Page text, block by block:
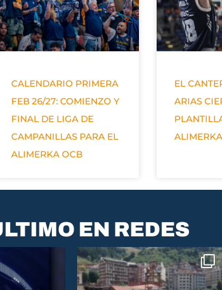
CALENDARIO PRIMERA
FEB 26/27: COMIENZO Y
FINAL DE LIGA DE
CAMPANILLAS PARA EL
ALIMERKA OCB
EL
ARIAS
EN REDES